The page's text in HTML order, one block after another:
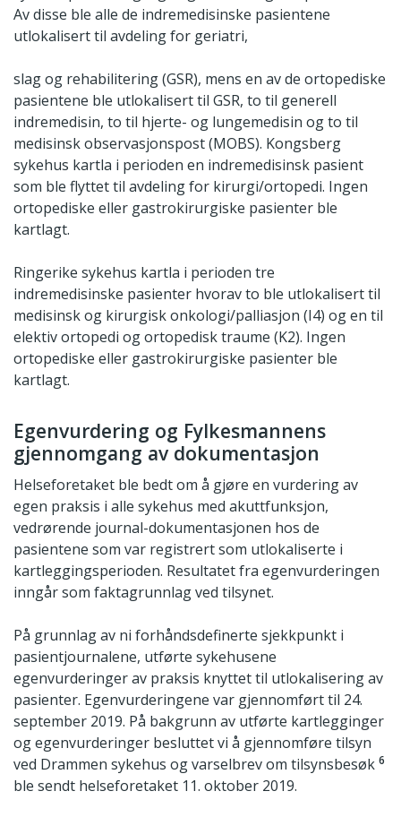
Av disse ble alle de indremedisinske pasientene
utlokalisert til avdeling for geriatri,
slag og rehabilitering (GSR), mens en av de ortopediske
pasientene ble utlokalisert til GSR, to til generell
indremedisin, to til hjerte- og lungemedisin og to til
medisinsk observasjonspost (MOBS). Kongsberg
sykehus kartla i perioden en indremedisinsk pasient
som ble flyttet til avdeling for kirurgi/ortopedi. Ingen
ortopediske eller gastrokirurgiske pasienter ble
kartlagt.
Ringerike sykehus kartla i perioden tre
indremedisinske pasienter hvorav to ble utlokalisert til
medisinsk og kirurgisk onkologi/palliasjon (I4) og en til
elektiv ortopedi og ortopedisk traume (K2). Ingen
ortopediske eller gastrokirurgiske pasienter ble
kartlagt.
Egenvurdering og Fylkesmannens
gjennomgang av dokumentasjon
Helseforetaket ble bedt om å gjøre en vurdering av
egen praksis i alle sykehus med akuttfunksjon,
vedrørende journal-dokumentasjonen hos de
pasientene som var registrert som utlokaliserte i
kartleggingsperioden. Resultatet fra egenvurderingen
inngår som faktagrunnlag ved tilsynet.
På grunnlag av ni forhåndsdefinerte sjekkpunkt i
pasientjournalene, utførte sykehusene
egenvurderinger av praksis knyttet til utlokalisering av
pasienter. Egenvurderingene var gjennomført til 24.
september 2019. På bakgrunn av utførte kartlegginger
og egenvurderinger besluttet vi å gjennomføre tilsyn
ved Drammen sykehus og varselbrev om tilsynsbesøk 6
ble sendt helseforetaket 11. oktober 2019.